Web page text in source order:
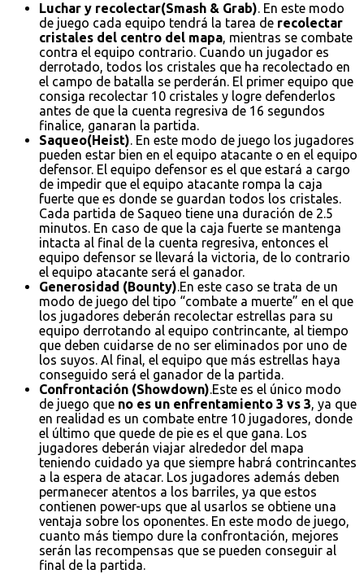
Luchar y recolectar(Smash & Grab). En este modo
de juego cada equipo tendrá la tarea de recolectar
cristales del centro del mapa, mientras se combate
contra el equipo contrario. Cuando un jugador es
derrotado, todos los cristales que ha recolectado en
el campo de batalla se perderán. El primer equipo que
consiga recolectar 10 cristales y logre defenderlos
antes de que la cuenta regresiva de 16 segundos
finalice, ganaran la partida.
Saqueo(Heist). En este modo de juego los jugadores
pueden estar bien en el equipo atacante o en el equipo
defensor. El equipo defensor es el que estará a cargo
de impedir que el equipo atacante rompa la caja
fuerte que es donde se guardan todos los cristales.
Cada partida de Saqueo tiene una duración de 2.5
minutos. En caso de que la caja fuerte se mantenga
intacta al final de la cuenta regresiva, entonces el
equipo defensor se llevará la victoria, de lo contrario
el equipo atacante será el ganador.
Generosidad (Bounty).En este caso se trata de un
modo de juego del tipo “combate a muerte” en el que
los jugadores deberán recolectar estrellas para su
equipo derrotando al equipo contrincante, al tiempo
que deben cuidarse de no ser eliminados por uno de
los suyos. Al final, el equipo que más estrellas haya
conseguido será el ganador de la partida.
Confrontación (Showdown).Este es el único modo
de juego que no es un enfrentamiento 3 vs 3, ya que
en realidad es un combate entre 10 jugadores, donde
el último que quede de pie es el que gana. Los
jugadores deberán viajar alrededor del mapa
teniendo cuidado ya que siempre habrá contrincantes
a la espera de atacar. Los jugadores además deben
permanecer atentos a los barriles, ya que estos
contienen power-ups que al usarlos se obtiene una
ventaja sobre los oponentes. En este modo de juego,
cuanto más tiempo dure la confrontación, mejores
serán las recompensas que se pueden conseguir al
final de la partida.